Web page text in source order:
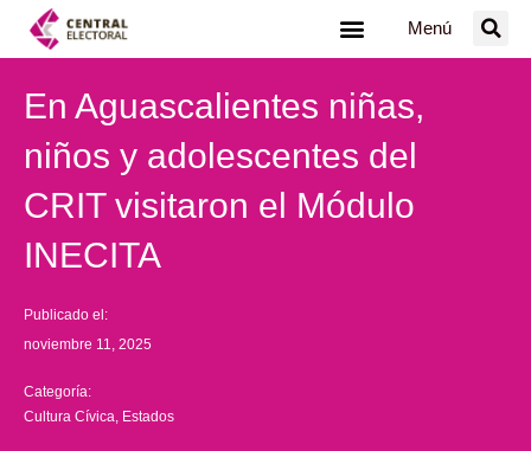
Menú
En Aguascalientes niñas,
niños y adolescentes del
CRIT visitaron el Módulo
INECITA
Publicado el:
noviembre 11, 2025
Categoría:
Cultura Cívica Estados